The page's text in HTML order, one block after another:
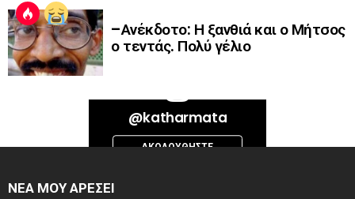
–Ανέκδοτο: Η ξανθιά και ο Μήτσος
ο τεντάς. Πολύ γέλιο
Thursday, 06-Aug-26 13:14:09 PDT. The current time is Friday, 07-Aug-
@katharmata
ΑΚΟΛΟΥΘΉΣΤΕ
ΝΕΑ ΜΟΥ ΑΡΕΣΕΙ